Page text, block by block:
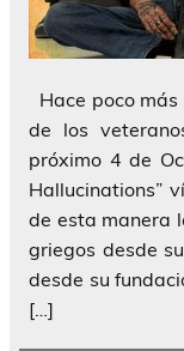
Hace poco
de los
próximo 4 de
Hallucinations”
de esta manera
griegos desde
desde su
[…]